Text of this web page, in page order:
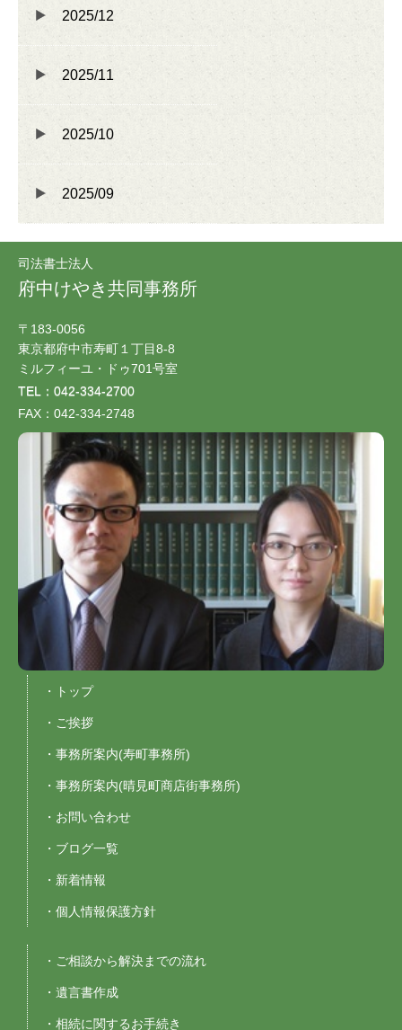
2025/12
2025/11
2025/10
2025/09
司法書士法人
府中けやき共同事務所
〒183-0056
東京都府中市寿町１丁目8-8
ミルフィーユ・ドゥ701号室
TEL：042-334-2700
FAX：042-334-2748
・トップ
・ご挨拶
・事務所案内(寿町事務所)
・事務所案内(晴見町商店街事務所)
・お問い合わせ
・ブログ一覧
・新着情報
・個人情報保護方針
・ご相談から解決までの流れ
・遺言書作成
・相続に関するお手続き